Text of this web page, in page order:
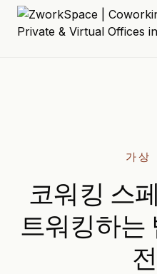
가상
코워킹 스
트워킹하는